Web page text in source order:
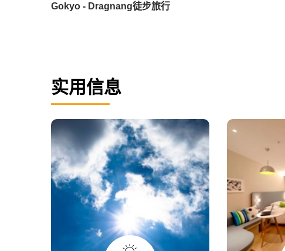
Gokyo - Dragnang徒步旅行
实用信息